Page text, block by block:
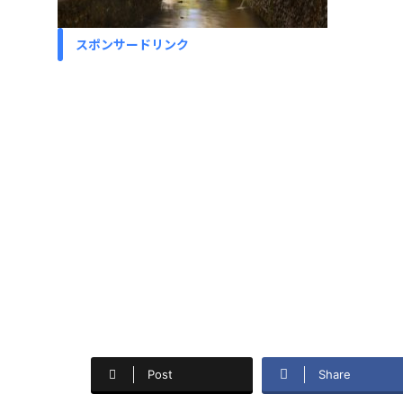
スポンサードリンク
Post Share